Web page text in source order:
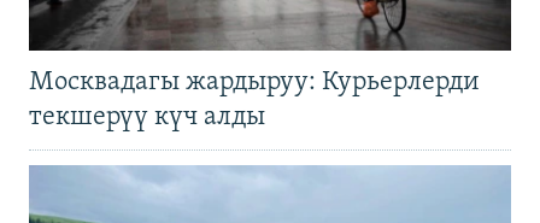
Москвадагы жардыруу: Курьерлерди
текшерүү күч алды